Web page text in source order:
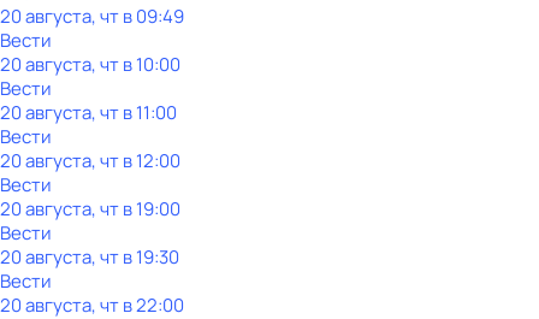
20 августа, чт в 09:49
Вести
20 августа, чт в 10:00
Вести
20 августа, чт в 11:00
Вести
20 августа, чт в 12:00
Вести
20 августа, чт в 19:00
Вести
20 августа, чт в 19:30
Вести
20 августа, чт в 22:00